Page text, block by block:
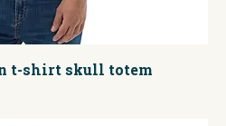
t-shirt skull totem